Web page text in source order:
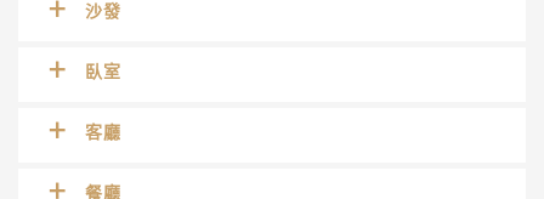
沙發
臥室
客廳
餐廳